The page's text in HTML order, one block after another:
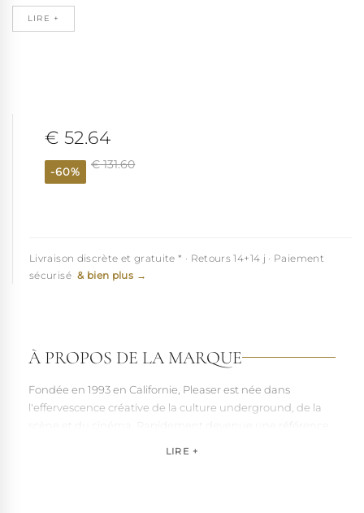
raffinement à cette sandale
la première de propreté en microfibre qui absorbe l'humidité
Voir à 360°
LIRE +
€ 52.64
-60%
€ 131.60
Livraison discrète et gratuite * · Retours 14+14 j · Paiement
sécurisé & bien plus →
À PROPOS DE LA MARQUE
Fondée en 1993 en Californie, Pleaser est née dans
l'effervescence créative de la culture underground, de la
LIRE +